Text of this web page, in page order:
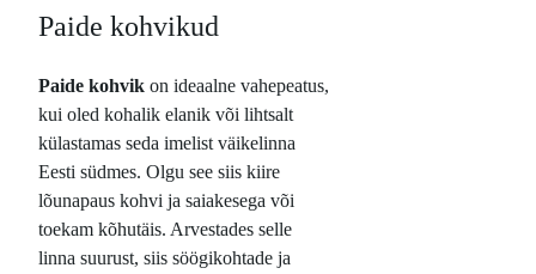
Paide kohvikud
Paide kohvik on ideaalne vahepeatus,
kui oled kohalik elanik või lihtsalt
külastamas seda imelist väikelinna
Eesti südmes. Olgu see siis kiire
lõunapaus kohvi ja saiakesega või
toekam kõhutäis. Arvestades selle
linna suurust, siis söögikohtade ja